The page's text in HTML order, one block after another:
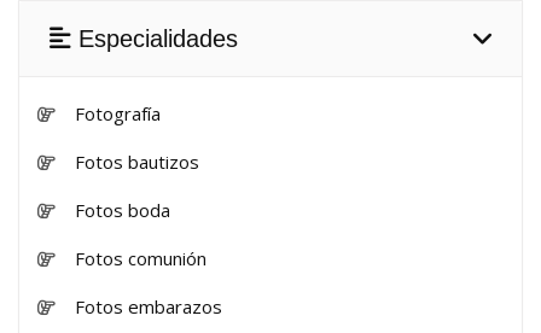
Especialidades
Fotografía
Fotos bautizos
Fotos boda
Fotos comunión
Fotos embarazos